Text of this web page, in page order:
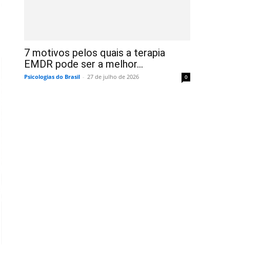
7 motivos pelos quais a terapia
EMDR pode ser a melhor...
Psicologias do Brasil - 27 de julho de 2026 0